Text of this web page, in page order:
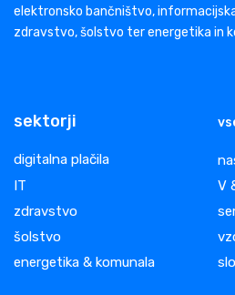
elektronsko bančništvo,
zdravstvo, šolstvo ter energetika in
sektorji
digitalna plačila
IT
zdravstvo
šolstvo
energetika & komunala
V